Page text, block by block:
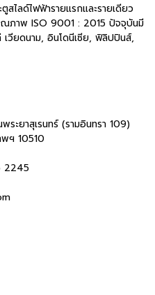
ไลด์ไฟฟ้ารายแรกและรายเดียว
ณภาพ ISO 9001 : 2015 ปัจจุบันมี
วียดนาม, อินโดนีเซีย, ฟิลิปปินส์,
ะยาสุเรนทร์ (รามอินทรา 109)
ฯ 10510
2245